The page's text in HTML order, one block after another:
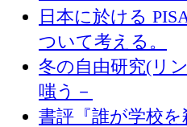
日本に於ける
ついて考える。
冬の自由研究(リ
嗤う－
書評『誰が学校を